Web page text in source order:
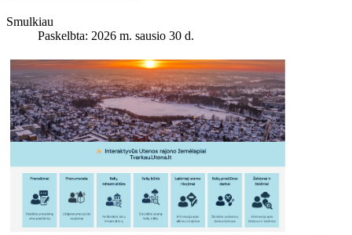
Smulkiau
Paskelbta: 2026 m. sausio 30 d.